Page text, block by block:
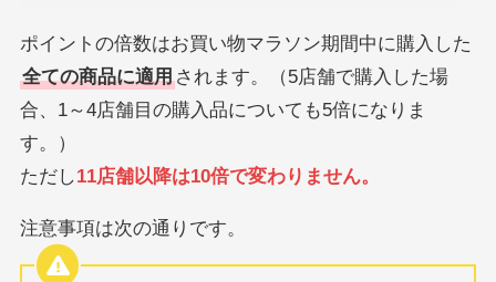
ポイントの倍数はお買い物マラソン期間中に購入した
全ての商品に適用されます。（5店舗で購入した場
合、1～4店舗目の購入品についても5倍になりま
す。）
ただし11店舗以降は10倍で変わりません。
注意事項は次の通りです。